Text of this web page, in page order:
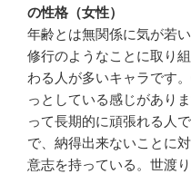
の性格（女性）
年齢とは無関係に気が若
修行のようなことに取り
わる人が多いキャラです
っとしている感じがあり
って長期的に頑張れる人
で、納得出来ないことに
意志を持っている。世渡